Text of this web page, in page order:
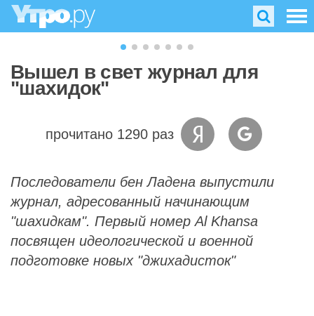
Вышел в свет журнал для
"шахидок"
прочитано 1290 раз
Последователи бен Ладена выпустили
журнал, адресованный начинающим
"шахидкам". Первый номер Al Khansa
посвящен идеологической и военной
подготовке новых "джихадисток"